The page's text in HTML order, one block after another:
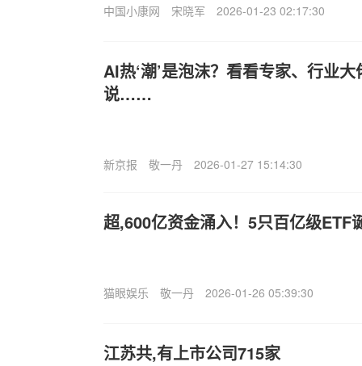
中国小康网 宋晓军 2026-01-23 02:17:30
AI热‘潮’是泡沫？看看专家、行业
说……
新京报 敬一丹 2026-01-27 15:14:30
超,600亿资金涌入！5只百亿级ETF
猫眼娱乐 敬一丹 2026-01-26 05:39:30
江苏共,有上市公司715家